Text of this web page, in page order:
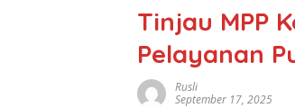
Tinjau MPP
Pelayanan
Rusli
September 17, 2025